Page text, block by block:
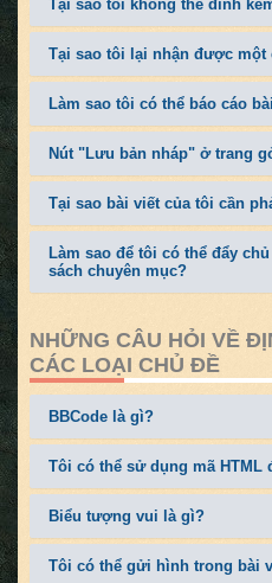
Tại sao tôi không thể đính
Tại sao tôi lại nhận được một
Làm sao tôi có thể báo cáo
Nút "Lưu bản nháp" ở trang
Tại sao bài viết của tôi cần
Làm sao để tôi có thể đẩy
sách chuyên mục?
NHỮNG CÂU HỎI VỀ
CÁC LOẠI CHỦ ĐỀ
BBCode là gì?
Tôi có thể sử dụng mã HTML
Biểu tượng vui là gì?
Tôi có thể gửi hình trong bài